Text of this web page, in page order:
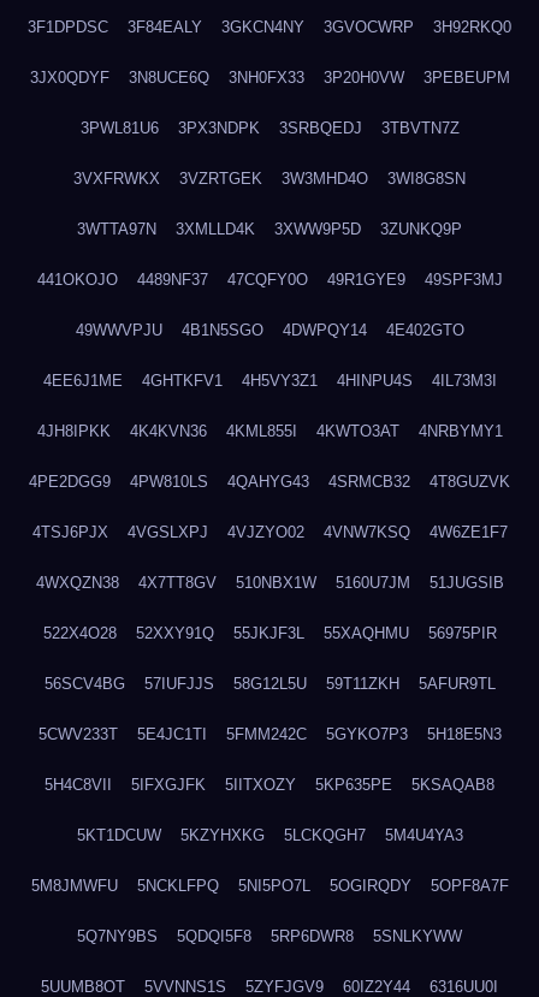
3F1DPDSC 3F84EALY 3GKCN4NY 3GVOCWRP 3H92RKQ0
3JX0QDYF 3N8UCE6Q 3NH0FX33 3P20H0VW 3PEBEUPM
3PWL81U6 3PX3NDPK 3SRBQEDJ 3TBVTN7Z
3VXFRWKX 3VZRTGEK 3W3MHD4O 3WI8G8SN
3WTTA97N 3XMLLD4K 3XWW9P5D 3ZUNKQ9P
441OKOJO 4489NF37 47CQFY0O 49R1GYE9 49SPF3MJ
49WWVPJU 4B1N5SGO 4DWPQY14 4E402GTO
4EE6J1ME 4GHTKFV1 4H5VY3Z1 4HINPU4S 4IL73M3I
4JH8IPKK 4K4KVN36 4KML855I 4KWTO3AT 4NRBYMY1
4PE2DGG9 4PW810LS 4QAHYG43 4SRMCB32 4T8GUZVK
4TSJ6PJX 4VGSLXPJ 4VJZYO02 4VNW7KSQ 4W6ZE1F7
4WXQZN38 4X7TT8GV 510NBX1W 5160U7JM 51JUGSIB
522X4O28 52XXY91Q 55JKJF3L 55XAQHMU 56975PIR
56SCV4BG 57IUFJJS 58G12L5U 59T11ZKH 5AFUR9TL
5CWV233T 5E4JC1TI 5FMM242C 5GYKO7P3 5H18E5N3
5H4C8VII 5IFXGJFK 5IITXOZY 5KP635PE 5KSAQAB8
5KT1DCUW 5KZYHXKG 5LCKQGH7 5M4U4YA3
5M8JMWFU 5NCKLFPQ 5NI5PO7L 5OGIRQDY 5OPF8A7F
5Q7NY9BS 5QDQI5F8 5RP6DWR8 5SNLKYWW
5UUMB8OT 5VVNNS1S 5ZYFJGV9 60IZ2Y44 6316UU0I